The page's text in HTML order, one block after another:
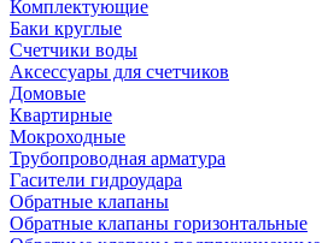
Комплектующие
Баки круглые
Счетчики воды
Аксессуары для счетчиков
Домовые
Квартирные
Мокроходные
Трубопроводная арматура
Гасители гидроудара
Обратные клапаны
Обратные клапаны горизонтальные